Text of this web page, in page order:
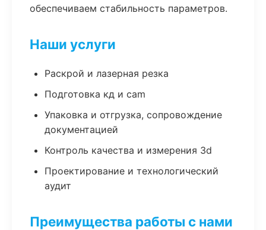
обеспечиваем стабильность параметров.
Наши услуги
Раскрой и лазерная резка
Подготовка кд и cam
Упаковка и отгрузка, сопровождение
документацией
Контроль качества и измерения 3d
Проектирование и технологический
аудит
Преимущества работы с нами